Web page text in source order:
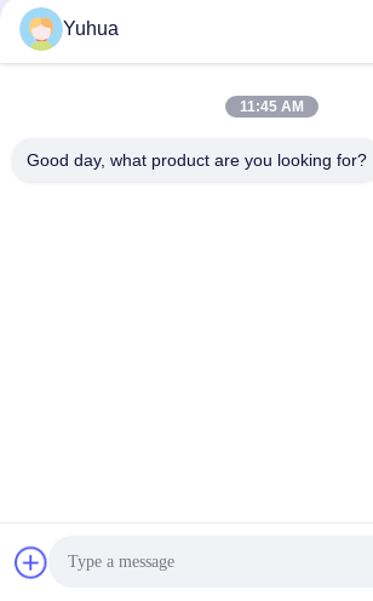
Herstellungsprozess
Yuhua
11:45 AM
Good day, what product are you looking for?